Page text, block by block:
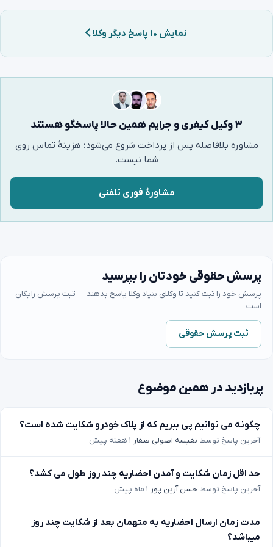
نمایش ۱۰ پاسخ دیگر وکلا
۳ وکیل کیفری و جرایم همین حالا پاسخگو هستند
مشاوره بلافاصله پس از پرداخت شروع می‌شود؛ هزینهٔ تماس روی
شما نیست.
مشاورهٔ فوری تلفنی
پرسش حقوقی خودتان را بپرسید
پرسش خود را ثبت کنید تا وکلای بنیاد وکلا پاسخ بدهند — ثبت پرسش رایگان
است.
ثبت پرسش حقوقی
پربازدید در همین موضوع
چگونه می توانیم پی ببریم که از پلاک خودرو شکایت شده است؟
آخرین پاسخ توسط نفیسه اصولی صفار ۱ هفته پیش
حد اقل زمان شکایت و آمدن احضاریه چند روز طول می کشد؟
آخرین پاسخ توسط حسن آرین پور ۱ ماه پیش
مدت زمان ارسال احضاریه به متهمان بعد از شکایت چند روز
میباشد؟